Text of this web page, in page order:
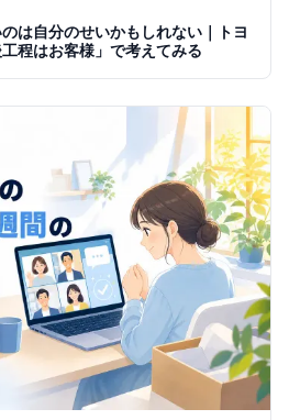
は自分のせいかもしれない｜トヨ
程はお客様」で考えてみる